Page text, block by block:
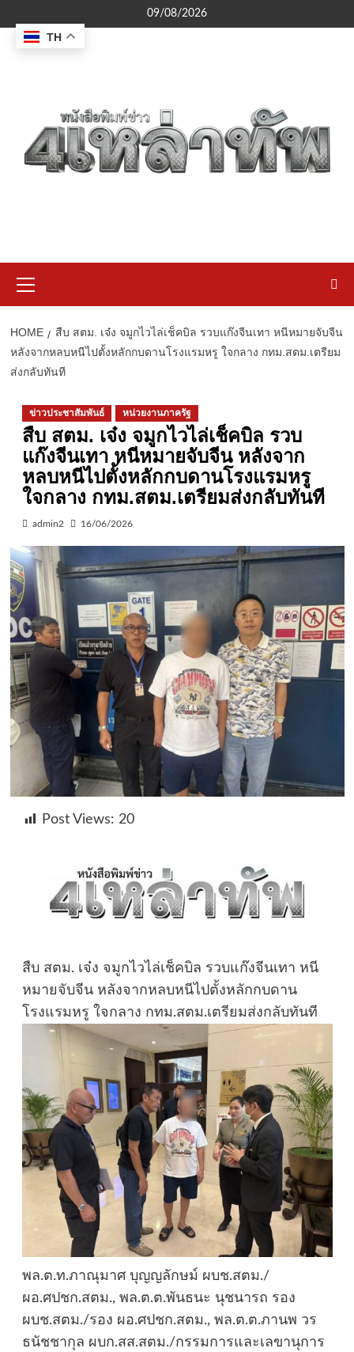
to
content
09/08/2026
Menu
HOME
สืบ สตม. เจ๋ง จมูกไวไล่เช็คบิล รวบแก๊งจีนเทา หนีหมายจับจีน
หลังจากหลบหนีไปตั้งหลักกบดานโรงแรมหรู ใจกลาง กทม.สตม.เตรียม
ส่งกลับทันที
ข่าวประชาสัมพันธ์ หน่วยงานภาครัฐ
สืบ สตม. เจ๋ง จมูกไวไล่เช็คบิล รวบ
แก๊งจีนเทา หนีหมายจับจีน หลังจาก
หลบหนีไปตั้งหลักกบดานโรงแรมหรู
ใจกลาง กทม.สตม.เตรียมส่งกลับทันที
admin2 16/06/2026
Post Views: 20
สืบ สตม. เจ๋ง จมูกไวไล่เช็คบิล รวบแก๊งจีนเทา หนี
หมายจับจีน หลังจากหลบหนีไปตั้งหลักกบดาน
โรงแรมหรู ใจกลาง กทม.สตม.เตรียมส่งกลับทันที
พล.ต.ท.ภาณุมาศ บุญญลักษม์ ผบช.สตม./
ผอ.ศปชก.สตม., พล.ต.ต.พันธนะ นุชนารถ รอง
ผบช.สตม./รอง ผอ.ศปชก.สตม., พล.ต.ต.ภานพ วร
ธนัชชากุล ผบก.สส.สตม./กรรมการและเลขานุการ
TH